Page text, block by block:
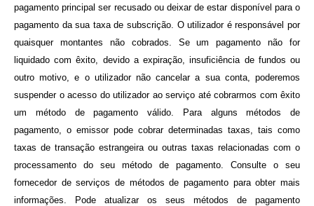
pagamento principal ser recusado ou deixar de estar disponível para o
pagamento da sua taxa de subscrição. O utilizador é responsável por
quaisquer montantes não cobrados. Se um pagamento não for
liquidado com êxito, devido a expiração, insuficiência de fundos ou
outro motivo, e o utilizador não cancelar a sua conta, poderemos
suspender o acesso do utilizador ao serviço até cobrarmos com êxito
um método de pagamento válido. Para alguns métodos de
pagamento, o emissor pode cobrar determinadas taxas, tais como
taxas de transação estrangeira ou outras taxas relacionadas com o
processamento do seu método de pagamento. Consulte o seu
fornecedor de serviços de métodos de pagamento para obter mais
informações. Pode atualizar os seus métodos de pagamento